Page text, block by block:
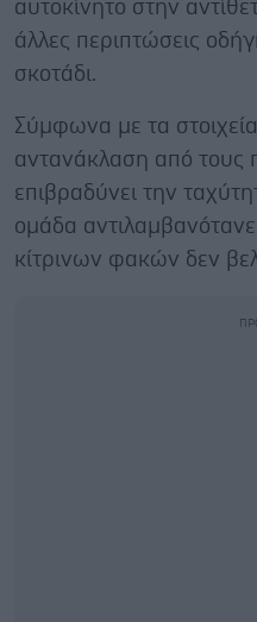
αυτοκίνητο στην
άλλες περιπτώσεις
σκοτάδι.
Σύμφωνα με τα
αντανάκλαση από τους
επιβραδύνει την
ομάδα
κίτρινων φακών δεν